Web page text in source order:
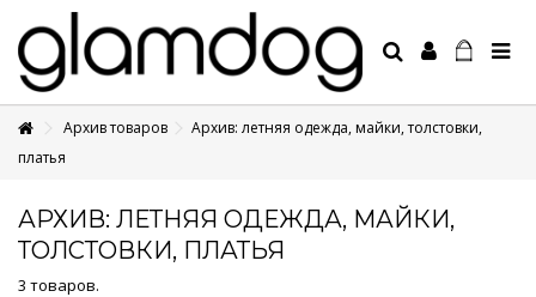
+7 495 1250410
Архив товаров
Архив: летняя одежда, майки, толстовки,
платья
АРХИВ: ЛЕТНЯЯ ОДЕЖДА, МАЙКИ,
ТОЛСТОВКИ, ПЛАТЬЯ
3 товаров.